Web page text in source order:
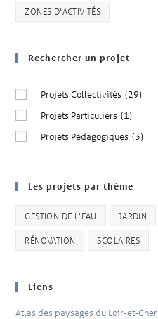
ZONES D'ACTIVITÉS
Rechercher un projet
Projets Collectivités (29)
Projets Particuliers (1)
Projets Pédagogiques (3)
Les projets par thème
GESTION DE L'EAU JARDIN
RÉNOVATION SCOLAIRES
Liens
Atlas des paysages du Loir-et-Cher